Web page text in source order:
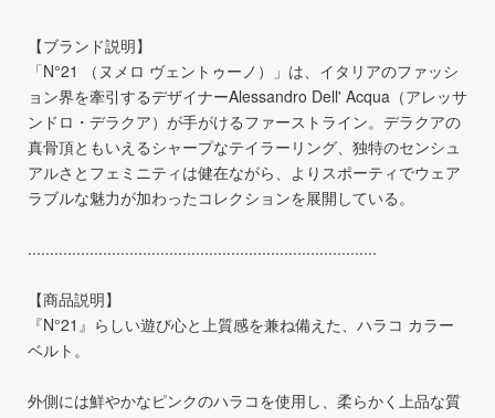
【ブランド説明】
「N°21 （ヌメロ ヴェントゥーノ）」は、イタリアのファッシ
ョン界を牽引するデザイナーAlessandro Dell' Acqua（アレッサ
ンドロ・デラクア）が手がけるファーストライン。デラクアの
真骨頂ともいえるシャープなテイラーリング、独特のセンシュ
アルさとフェミニティは健在ながら、よりスポーティでウェア
ラブルな魅力が加わったコレクションを展開している。
...............................................................................
【商品説明】
『N°21』らしい遊び心と上質感を兼ね備えた、ハラコ カラー
ベルト。
外側には鮮やかなピンクのハラコを使用し、柔らかく上品な質